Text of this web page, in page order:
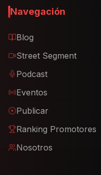
Navegación
Blog
Street Segment
Podcast
Eventos
Publicar
Ranking Promotores
Nosotros